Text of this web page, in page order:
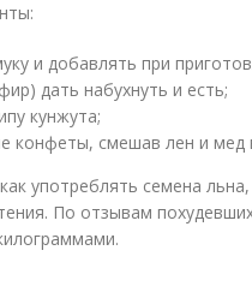
и добавлять при
дать набухнуть и есть;
кунжута;
конфеты, смешав лен и мед
употреблять семена
По отзывам